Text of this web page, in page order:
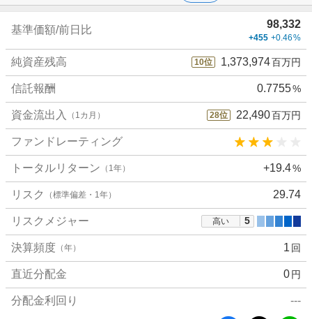
詳
値
基準価額/前日比 98,332
+455 +0.46%
純資産残高 10位 1,373,974百万円
信託報酬 0.7755%
資金流出入 （1カ月） 28位 22,490百万円
ファンドレーティング
トータルリターン （1年） +19.4%
リスク （標準偏差・1年） 29.74
リスクメジャー 高い 5
決算頻度 （年） 1 回
直近分配金 0円
分配金利回り
---